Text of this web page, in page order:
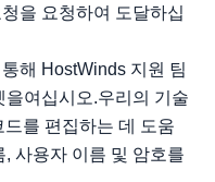
을 요청하여 도달하십
해 HostWinds 지원 팀
여십시오.우리의 기술
를 편집하는 데 도움
사용자 이름 및 암호를